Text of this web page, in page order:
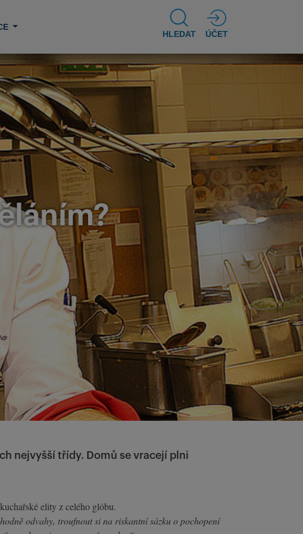
HLEDAT ÚČET
nejvyšší třídy. Domů se vracejí plni
elity z celého glóbu.
odvahy, troufnout si na riskantní sázku o pochopení